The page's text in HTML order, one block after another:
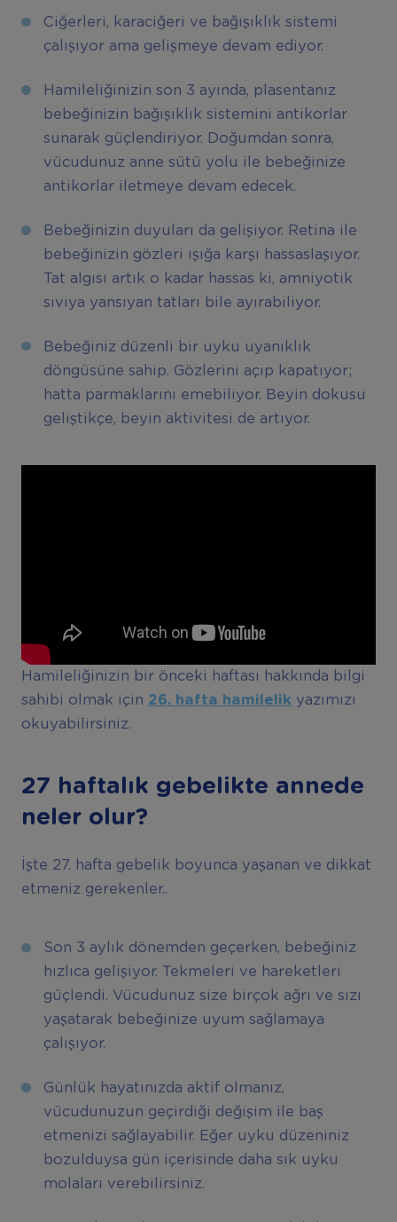
Ciğerleri, karaciğeri ve bağışıklık sistemi
çalışıyor ama gelişmeye devam ediyor.
Hamileliğinizin son 3 ayında, plasentanız
bebeğinizin bağışıklık sistemini antikorlar
sunarak güçlendiriyor. Doğumdan sonra,
vücudunuz anne sütü yolu ile bebeğinize
antikorlar iletmeye devam edecek.
Bebeğinizin duyuları da gelişiyor. Retina ile
bebeğinizin gözleri ışığa karşı hassaslaşıyor.
Tat algısı artık o kadar hassas ki, amniyotik
sıvıya yansıyan tatları bile ayırabiliyor.
Bebeğiniz düzenli bir uyku uyanıklık
döngüsüne sahip. Gözlerini açıp kapatıyor;
hatta parmaklarını emebiliyor. Beyin dokusu
geliştikçe, beyin aktivitesi de artıyor.
Hamileliğinizin bir önceki haftası hakkında bilgi
sahibi olmak için 26. hafta hamilelik yazımızı
okuyabilirsiniz.
27 haftalık gebelikte annede
neler olur?
İşte 27. hafta gebelik boyunca yaşanan ve dikkat
etmeniz gerekenler..
Son 3 aylık dönemden geçerken, bebeğiniz
hızlıca gelişiyor. Tekmeleri ve hareketleri
güçlendi. Vücudunuz size birçok ağrı ve sızı
yaşatarak bebeğinize uyum sağlamaya
çalışıyor.
Günlük hayatınızda aktif olmanız,
vücudunuzun geçirdiği değişim ile baş
etmenizi sağlayabilir. Eğer uyku düzeniniz
bozulduysa gün içerisinde daha sık uyku
molaları verebilirsiniz.